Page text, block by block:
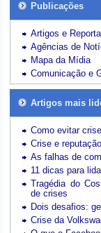
Publicações
Artigos e
Agências de
Mapa da Mídia
Comunicação e
Artigos mais
Como evitar
Crise e
As falhas de
11 dicas para
Tragédia do
de crises
Dois desafios:
Crise da